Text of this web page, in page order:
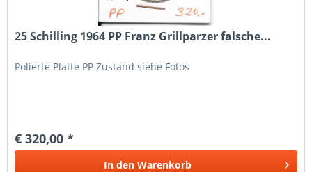
25 Schilling 1964 PP Franz Grillparzer falsche...
Polierte Platte PP Zustand siehe Fotos
€ 320,00 *
In den Warenkorb